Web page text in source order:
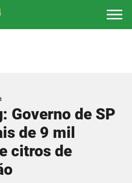
Governo de SP
de 9 mil
citros de